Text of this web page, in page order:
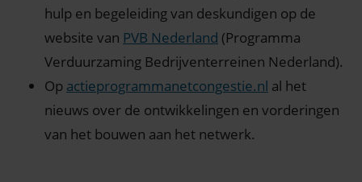
hulp en begeleiding van deskundigen op de
website van PVB Nederland (Programma
Verduurzaming Bedrijventerreinen Nederland).
Op actieprogrammanetcongestie.nl al het
nieuws over de ontwikkelingen en vorderingen
van het bouwen aan het netwerk.